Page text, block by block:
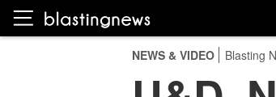
NEWS & VIDEO Blasting